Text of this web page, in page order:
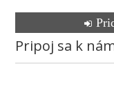
Pripoj sa k